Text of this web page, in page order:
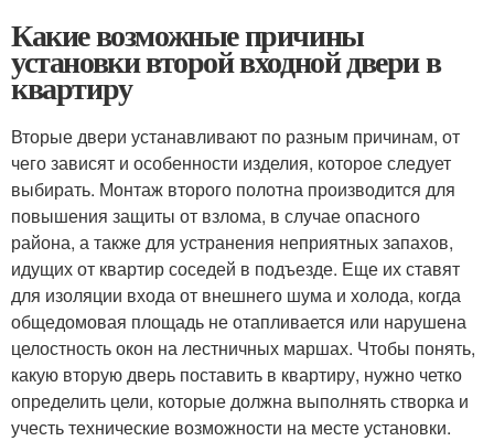
Какие возможные причины
установки второй входной двери в
квартиру
Вторые двери устанавливают по разным причинам, от
чего зависят и особенности изделия, которое следует
выбирать. Монтаж второго полотна производится для
повышения защиты от взлома, в случае опасного
района, а также для устранения неприятных запахов,
идущих от квартир соседей в подъезде. Еще их ставят
для изоляции входа от внешнего шума и холода, когда
общедомовая площадь не отапливается или нарушена
целостность окон на лестничных маршах. Чтобы понять,
какую вторую дверь поставить в квартиру, нужно четко
определить цели, которые должна выполнять створка и
учесть технические возможности на месте установки.